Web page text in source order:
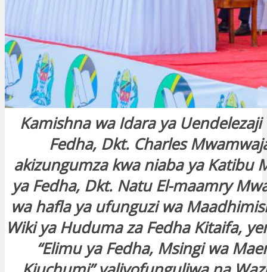
Kamishna wa Idara ya Uendelezaji
Fedha, Dkt. Charles
akizungumza kwa niaba ya Katibu
ya Fedha, Dkt. Natu El-maamry
wa hafla ya ufunguzi wa
Wiki ya Huduma za Fedha Kitaifa,
“Elimu ya Fedha, Msingi wa